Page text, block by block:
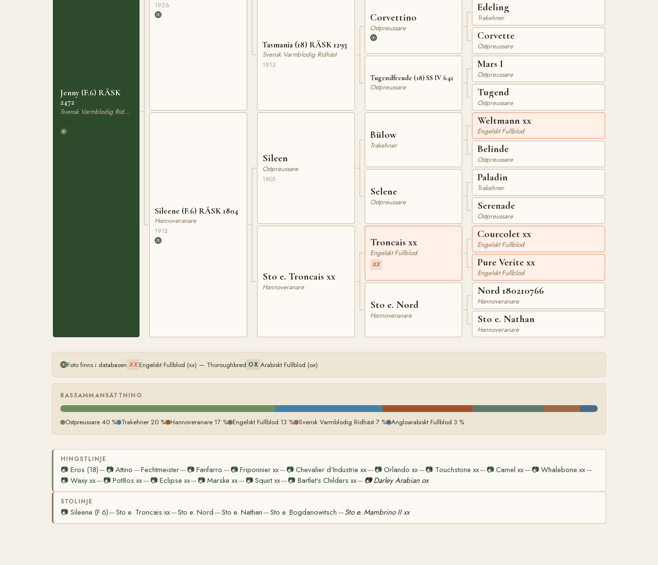
Jenny (F.6) RÄSK
2472
Svensk Varmblodig Ridhäst
1926
Sileene (F.6) RÄSK 1804
Hannoveranare
1915
Tasmania (18) RÄSK 1293
Svensk Varmblodig Ridhäst
1913
Sileen
Ostpreussare
1905
Sto e. Troncais xx
Hannoveranare
Corvettino
Ostpreussare
Tugendfreude (18) SS IV 642
Ostpreussare
Bülow
Trakehner
Selene
Ostpreussare
Troncais xx
Engelskt Fullblod
XX
Sto e. Nord
Hannoveranare
Edeling
Trakehner
Corvette
Ostpreussare
Mars I
Ostpreussare
Tugend
Ostpreussare
Weltmann xx
Engelskt Fullblod
Belinde
Ostpreussare
Paladin
Trakehner
Serenade
Ostpreussare
Courcolet xx
Engelskt Fullblod
Pure Verite xx
Engelskt Fullblod
Nord 180210766
Hannoveranare
Sto e. Nathan
Hannoveranare
Foto finns i databasen XX Engelskt Fullblod (xx) — Thoroughbred OX Arabiskt Fullblod (ox)
RASSAMMANSÄTTNING
Ostpreussare 40 % Trakehner 20 % Hannoveranare 17 % Engelskt Fullblod 13 % Svensk Varmblodig Ridhäst 7 % Angloarabiskt Fullblod 3 %
HINGSTLINJE
📷 Eros (18)— 📷Attino —Fechtmeister— 📷Fanfarro — 📷 Friponnier xx— 📷 Chevalier d'Industrie xx— 📷Orlando xx—📷 Touchstone xx— 📷Camel xx— 📷Whalebone xx—
📷 Waxy xx— 📷Pot8os xx— 📷 Eclipse xx— 📷 Marske xx— 📷Squirt xx—📷 Bartlet's Childers xx— 📷 Darley Arabian ox
STOLINJE
📷 Sileene (F.6)—Sto e. Troncais xx—Sto e. Nord —Sto e. Nathan—Sto e. Bogdanowitsch —Sto e. Mambrino II xx